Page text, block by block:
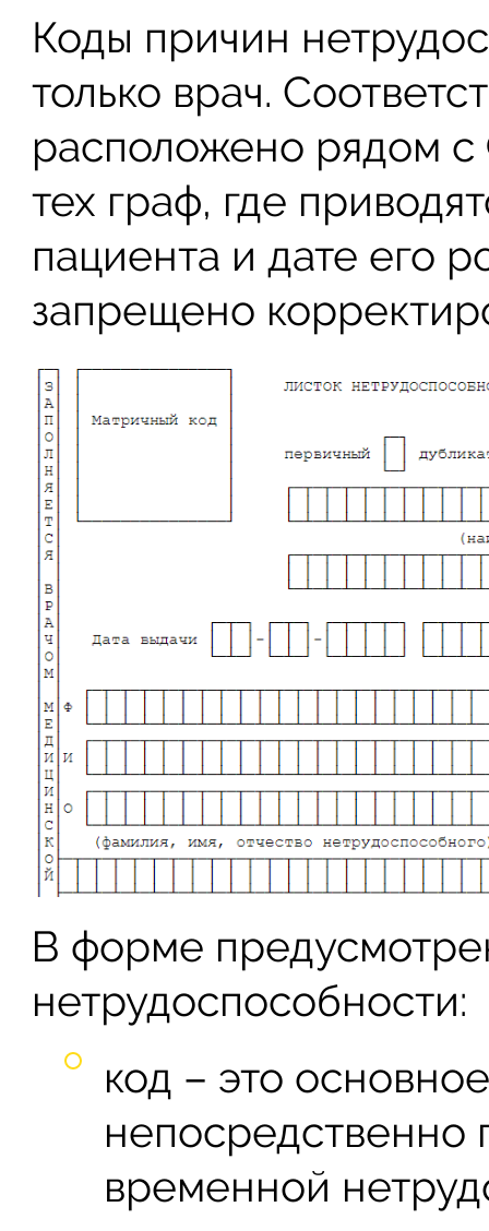
Коды причин
только врач.
расположено рядом
тех граф, где
пациента и дате его
запрещено
В форме
нетрудоспособности:
код – это
непосредственно
временной